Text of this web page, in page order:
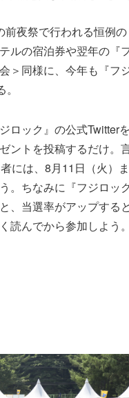
夜祭で行われる恒例
ルの宿泊券や翌年の『
＞同様に、今年も『フ
ロック』の公式Twitter
ントを投稿するだけ。
には、8月11日（火）
。ちなみに『フジロッ
、当選率がアップす
読んでから参加しよう